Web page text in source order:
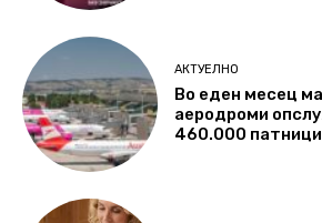
АКТУЕЛНО
Во еден месец
аеродроми
460.000 патници